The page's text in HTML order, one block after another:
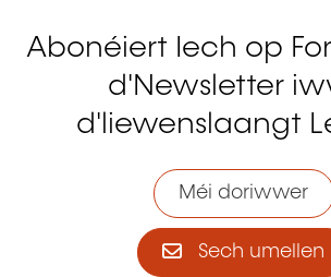
Abonéiert Iech op
d'Newsletter
d'liewenslaangt
Méi doriwwer
Sech umellen